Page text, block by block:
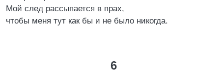
Мой след рассыпается в прах,
чтобы меня тут как бы и не было никогда.
6